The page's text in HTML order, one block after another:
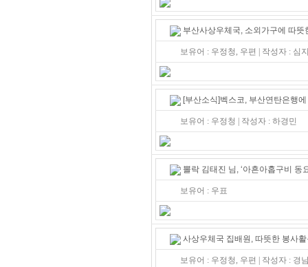
부산사상우체국, 소외가구에 따뜻
보유어 : 우정청, 우편 | 작성자 :
[부산소식]벡스코, 부산연탄은행
보유어 : 우정청 | 작성자 : 하경민
뽈락 김태진 님, ‘아흔아홉구비 동
보유어 : 우표
사상우체국 집배원, 따뜻한 봉사
보유어 : 우정청, 우편 | 작성자 :